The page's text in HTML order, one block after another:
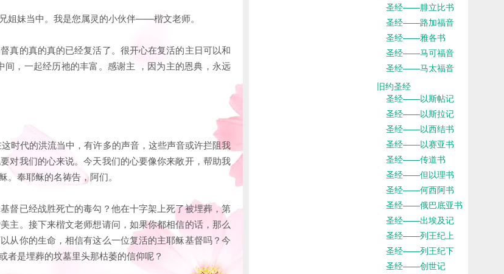
姐妹当中。我是您属灵的小伙伴——楷文老师。
真的真的真的已经复活了。很开心在复活的主日可以和
，一起经历祂的丰富。感谢主 ，因为主的恩典，永远
时代的洪流当中，有许多的声音，这些声音或许拦阻我
对我们的心来说。今天我们的心要像你来敞开，帮助我
奉耶稣的名祷告，阿们。
督已经战胜死亡的毒勾？他在十字架上死了被埋葬，第
主。接下来楷文老师想请问，如果你都相信的话，那么
从你的生命，相信有这么一位复活的主耶稣基督吗？今
者是埋葬的坟墓里头那枯萎的信仰呢？
圣经——腓立比书
圣经——路加福音
圣经——雅各书
圣经——马可福音
圣经——马太福音
旧约圣经
圣经——以斯帖记
圣经——以斯拉记
圣经——以西结书
圣经——以赛亚书
圣经——传道书
圣经——但以理书
圣经——何西阿书
圣经——俄巴底亚书
圣经——出埃及记
圣经——列王纪上
圣经——列王纪下
圣经——创世记